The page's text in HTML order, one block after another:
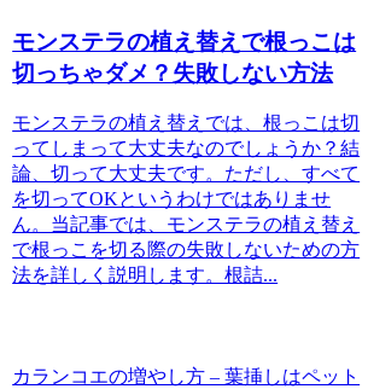
モンステラの植え替えで根っこは
切っちゃダメ？失敗しない方法
モンステラの植え替えでは、根っこは切
ってしまって大丈夫なのでしょうか？結
論、切って大丈夫です。ただし、すべて
を切ってOKというわけではありませ
ん。当記事では、モンステラの植え替え
で根っこを切る際の失敗しないための方
法を詳しく説明します。根詰...
カランコエの増やし方 – 葉挿しはペット